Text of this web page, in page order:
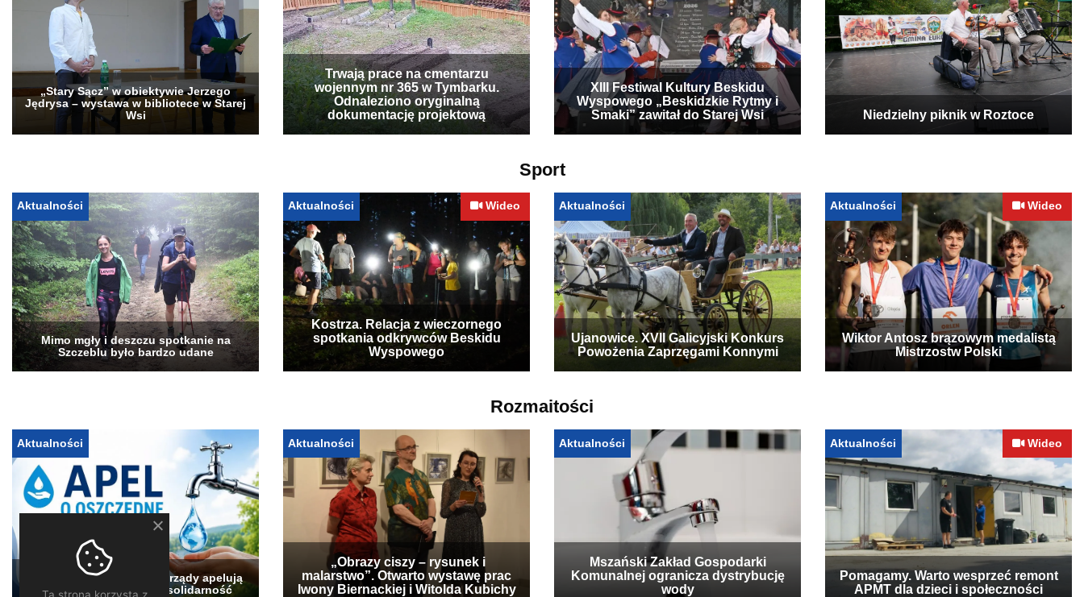
„Stary Sącz” w obiektywie Jerzego
Jędrysa – wystawa w bibliotece w Starej
Wsi
Trwają prace na cmentarzu
wojennym nr 365 w Tymbarku.
Odnaleziono oryginalną
dokumentację projektową
XIII Festiwal Kultury Beskidu
Wyspowego „Beskidzkie Rytmy i
Smaki” zawitał do Starej Wsi
Niedzielny piknik w Roztoce
Sport
Aktualności
Mimo mgły i deszczu spotkanie na
Szczeblu było bardzo udane
Aktualności Wideo
Kostrza. Relacja z wieczornego
spotkania odkrywców Beskidu
Wyspowego
Aktualności
Ujanowice. XVII Galicyjski Konkurs
Powożenia Zaprzęgami Konnymi
Aktualności Wideo
Wiktor Antosz brązowym medalistą
Mistrzostw Polski
Rozmaitości
Aktualności
Pogłębia się susza. Samorządy apelują
o oszczędzanie wody i solidarność
Aktualności
„Obrazy ciszy – rysunek i
malarstwo”. Otwarto wystawę prac
Iwony Biernackiej i Witolda Kubichy
Aktualności
Mszański Zakład Gospodarki
Komunalnej ogranicza dystrybucję
wody
Aktualności Wideo
Pomagamy. Warto wesprzeć remont
APMT dla dzieci i społeczności